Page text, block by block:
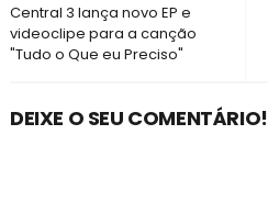
Central 3 lança novo EP e
videoclipe para a canção
"Tudo o Que eu Preciso"
DEIXE O SEU COMENTÁRIO!